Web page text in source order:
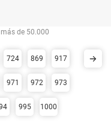
de 50.000
724 869 917
971 972 973
995 1000